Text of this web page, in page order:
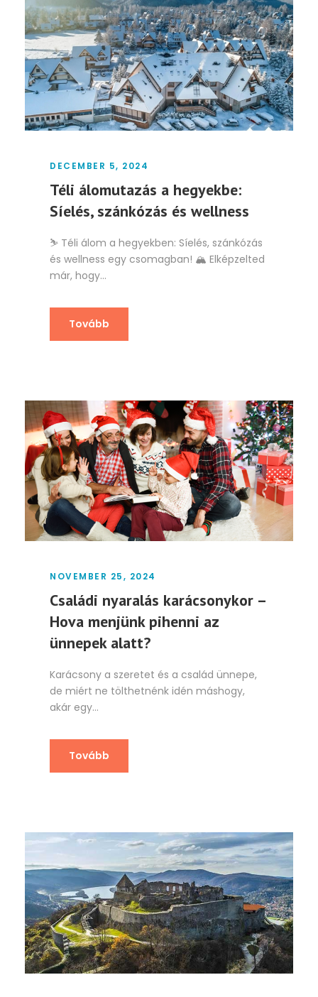
DECEMBER 5, 2024
Téli álomutazás a hegyekbe:
Síelés, szánkózás és wellness
⛷️ Téli álom a hegyekben: Síelés, szánkózás
és wellness egy csomagban! 🏔️ Elképzelted
már, hogy...
Tovább
NOVEMBER 25, 2024
Családi nyaralás karácsonykor –
Hova menjünk pihenni az
ünnepek alatt?
Karácsony a szeretet és a család ünnepe,
de miért ne tölthetnénk idén máshogy,
akár egy...
Tovább